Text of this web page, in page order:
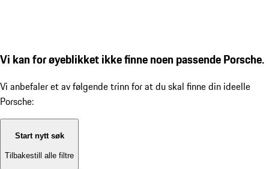
Vi kan for øyeblikket ikke finne noen passende Porsche.
Vi anbefaler et av følgende trinn for at du skal finne din ideelle
Porsche:
Start nytt søk
Tilbakestill alle filtre